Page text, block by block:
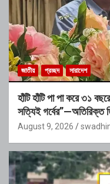
জাতীয় প্রচ্ছদ সারাদেশ
হাঁটি হাঁটি পা পা করে ৩১
সত্যিই গর্বের”—অতিরিক্ত
August 9, 2026